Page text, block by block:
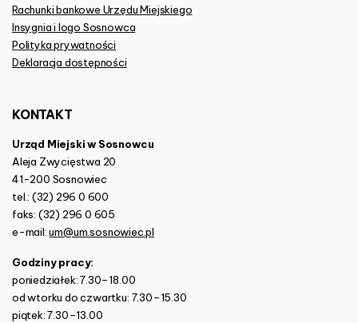
Rachunki bankowe Urzędu Miejskiego
Insygnia i logo Sosnowca
Polityka prywatności
Deklaracja dostępności
KONTAKT
Urząd Miejski w Sosnowcu
Aleja Zwycięstwa 20
41-200 Sosnowiec
tel.: (32) 296 0 600
faks: (32) 296 0 605
e-mail:um@um.sosnowiec.pl
Godziny pracy:
poniedziałek: 7.30–18.00
od wtorku do czwartku: 7.30–15.30
piątek: 7.30–13.00